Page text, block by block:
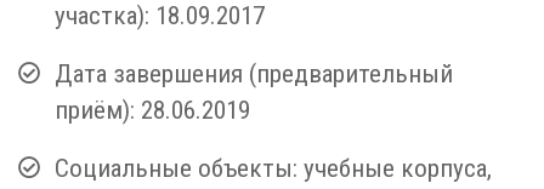
участка): 18.09.2017
Дата завершения (предварительный
приём): 28.06.2019
Социальные объекты: учебные корпуса,